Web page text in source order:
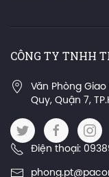
CÔNG TY TNHH
Văn Phòng Giao
Quy, Quận 7,
Điện thoại: